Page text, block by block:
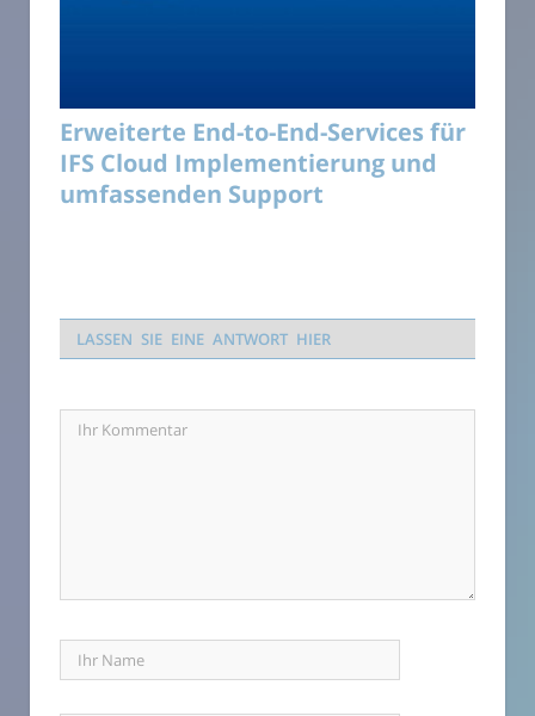
Erweiterte End-to-End-Services für
IFS Cloud Implementierung und
umfassenden Support
LASSEN SIE EINE ANTWORT HIER